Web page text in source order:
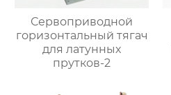
Сервоприводной
горизонтальный тягач
для латунных
прутков-2